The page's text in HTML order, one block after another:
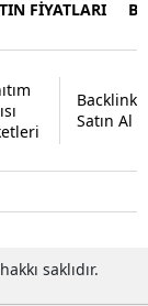
FİYATLARI
Backlink
Satın Al
saklıdır.